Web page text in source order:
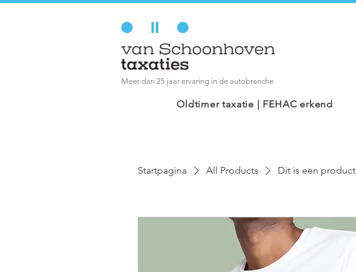
Meer dan 25 jaar ervaring in de autobranche
Oldtimer taxatie | FEHAC erkend
Startpagina All Products Dit is een product